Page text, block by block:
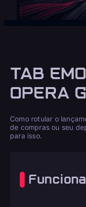
TAB
OPERA
Como rotular o
de compras ou seu
para isso.